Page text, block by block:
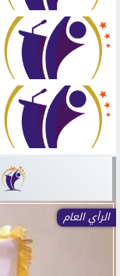
الرأي العام